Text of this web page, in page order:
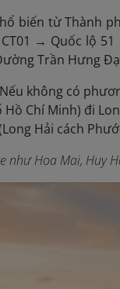
biến từ Thành
→ Quốc lộ
Trần Hưng
Nếu không có
Hồ Chí Minh) đi
Hải cách
như Hoa Mai, Huy